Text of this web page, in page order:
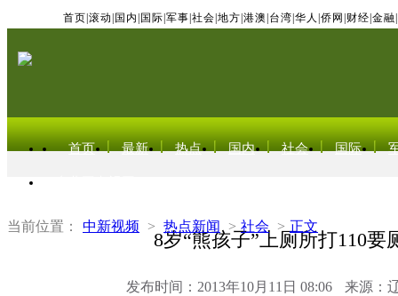
首页 滚动 国内 国际 军事 社会 地方 港澳 台湾 华人 侨网 财经 金融
首页 最新 热点 国内 社会 国际
当前位置： 中新视频 > 热点新闻 > 社会 > 正文
8岁“熊孩子”上厕所打110要
发布时间：2013年10月11日 08:06 来源：